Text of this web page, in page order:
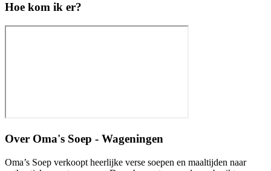
Hoe kom ik er?
Over Oma's Soep - Wageningen
Oma’s Soep verkoopt heerlijke verse soepen en maaltijden naar